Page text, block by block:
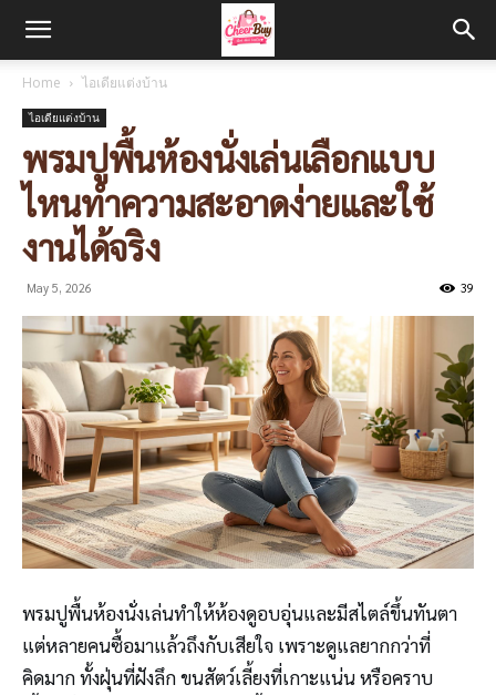
Home ไอเดียแต่งบ้าน
ไอเดียแต่งบ้าน
พรมปูพื้นห้องนั่งเล่นเลือกแบบ
ไหนทำความสะอาดง่ายและใช้
งานได้จริง
May 5, 2026 39
พรมปูพื้นห้องนั่งเล่นทำให้ห้องดูอบอุ่นและมีสไตล์ขึ้นทันตา
แต่หลายคนซื้อมาแล้วถึงกับเสียใจ เพราะดูแลยากกว่าที่
คิดมาก ทั้งฝุ่นที่ฝังลึก ขนสัตว์เลี้ยงที่เกาะแน่น หรือคราบ